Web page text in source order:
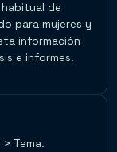
de
para mujeres y
información
e informes.
Tema.